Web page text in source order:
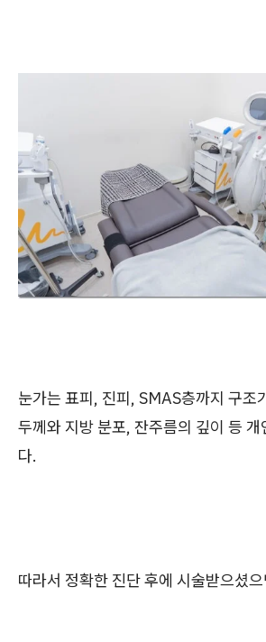
눈가는 표피, 진피, SMAS층까지 구조
두께와 지방 분포, 잔주름의 깊이 등 개
다.
따라서 정확한 진단 후에 시술받으셨